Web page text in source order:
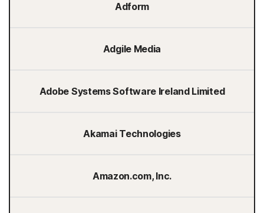
Adform
Adgile Media
Adobe Systems Software Ireland Limited
Akamai Technologies
Amazon.com, Inc.